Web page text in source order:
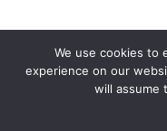
We use cookies to
experience on our
will assume